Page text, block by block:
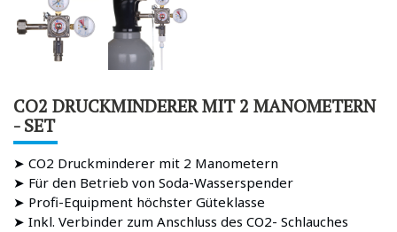
CO2 DRUCKMINDERER MIT 2 MANOMETERN
- SET
➤ CO2 Druckminderer mit 2 Manometern
➤ Für den Betrieb von Soda-Wasserspender
➤ Profi-Equipment höchster Güteklasse
➤ Inkl. Verbinder zum Anschluss des CO2- Schlauches